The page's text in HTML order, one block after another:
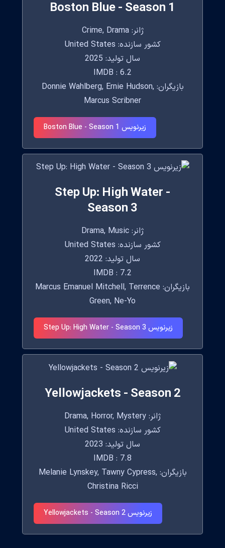
Boston Blue - Season 1
ژانر: Crime, Drama
کشور سازنده: United States
سال تولید: 2025
IMDB : 6.2
بازیگران: Donnie Wahlberg, Ernie Hudson,
Marcus Scribner
زیرنویس Boston Blue - Season 1
Step Up: High Water -
Season 3
ژانر: Drama, Music
کشور سازنده: United States
سال تولید: 2022
IMDB : 7.2
بازیگران: Marcus Emanuel Mitchell, Terrence
Green, Ne-Yo
زیرنویس Step Up: High Water - Season 3
Yellowjackets - Season 2
ژانر: Drama, Horror, Mystery
کشور سازنده: United States
سال تولید: 2023
IMDB : 7.8
بازیگران: Melanie Lynskey, Tawny Cypress,
Christina Ricci
زیرنویس Yellowjackets - Season 2